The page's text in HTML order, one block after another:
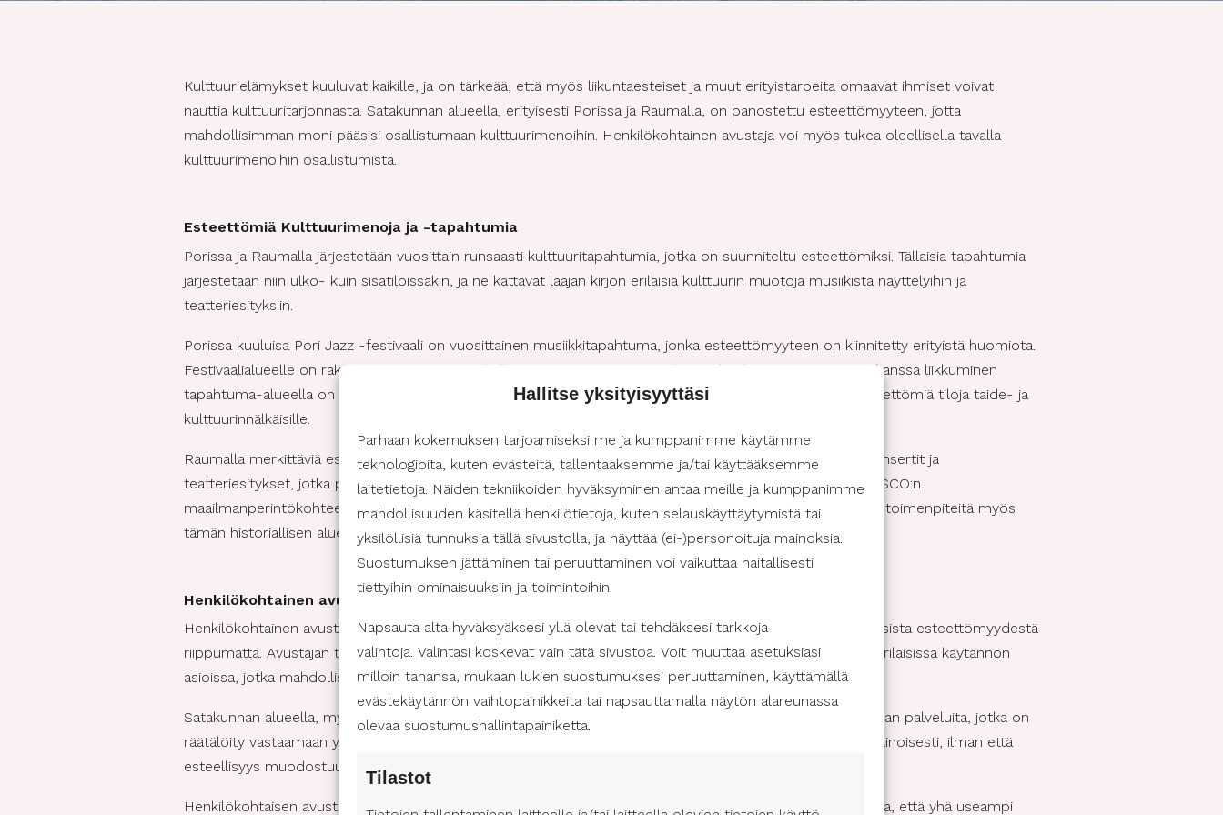
Hallitse yksityisyyttäsi
Parhaan kokemuksen tarjoamiseksi me ja kumppanimme käytämme
teknologioita, kuten evästeitä, tallentaaksemme ja/tai käyttääksemme
laitetietoja. Näiden tekniikoiden hyväksyminen antaa meille ja kumppanimme
mahdollisuuden käsitellä henkilötietoja, kuten selauskäyttäytymistä tai
yksilöllisiä tunnuksia tällä sivustolla, ja näyttää (ei-)personoituja mainoksia.
Suostumuksen jättäminen tai peruuttaminen voi vaikuttaa haitallisesti
tiettyihin ominaisuuksiin ja toimintoihin.
Napsauta alta hyväksyäksesi yllä olevat tai tehdäksesi tarkkoja
valintoja. Valintasi koskevat vain tätä sivustoa. Voit muuttaa asetuksiasi
milloin tahansa, mukaan lukien suostumuksesi peruuttaminen, käyttämällä
evästekäytännön vaihtopainikkeita tai napsauttamalla näytön alareunassa
olevaa suostumushallintapainiketta.
Tilastot
Kulttuurielämykset kuuluvat kaikille, ja on tärkeää, että myös liikuntaesteiset ja muut erityistarpeita omaavat ihmiset voivat
nauttia kulttuuritarjonnasta. Satakunnan alueella, erityisesti Porissa ja Raumalla, on panostettu esteettömyyteen, jotta
mahdollisimman moni pääsisi osallistumaan kulttuurimenoihin. Henkilökohtainen avustaja voi myös tukea oleellisella tavalla
kulttuurimenoihin osallistumista.
Esteettömiä Kulttuurimenoja ja -tapahtumia
Porissa ja Raumalla järjestetään vuosittain runsaasti kulttuuritapahtumia, jotka on suunniteltu esteettömiksi. Tällaisia tapahtumia
järjestetään niin ulko- kuin sisätiloissakin, ja ne kattavat laajan kirjon erilaisia kulttuurin muotoja musiikista näyttelyihin ja
teatteriesityksiin.
Porissa kuuluisa Pori Jazz -festivaali on vuosittainen musiikkitapahtuma, jonka esteettömyyteen on kiinnitetty erityistä huomiota.
Festivaalialueelle on rakennettu esteettömät kulkureitit, ja inva-WC:t ovat kävijöiden käytössä. Avustajan kanssa liikkuminen
tapahtuma-alueella on myös tehty helpoksi. Lisäksi Porin taidemuseo ja Promenadikeskus tarjoavat esteettömiä tiloja taide- ja
kulttuurinnälkäisille.
Raumalla merkittäviä esteettömiä kulttuurikohteita ovat esimerkiksi Rauman taidemuseo sekä lukuisat konsertit ja
teatteriesitykset, jotka pyrkivät huomioimaan esteettömyyden kaikin tavoin. Vanha Rauma itsessään, UNESCO:n
maailmanperintökohteena, on haasteellisempi esteettömyyden näkökulmasta, mutta kaupunki on tehnyt toimenpiteitä myös
tämän historiallisen alueen saavutettavuuden parantamiseksi.
Henkilökohtainen avustaja kulttuurimenoissa
Henkilökohtainen avustaja voi olla korvaamaton apu, kun halutaan nauttia kulttuuritarjonnan mahdollisuuksista esteettömyydestä
riippumatta. Avustajan tehtävä voi olla monipuolinen: hän voi auttaa liikkumisessa, kommunikoinnissa tai erilaisissa käytännön
asioissa, jotka mahdollistavat sujuvan osallistumisen tapahtumiin.
Satakunnan alueella, myös Porissa ja Raumalla, Suomen Avustajapalvelut tarjoaa henkilökohtaisen avustajan palveluita, jotka on
räätälöity vastaamaan yksilöllisiä tarpeita. Tämä tarkoittaa, että kuka tahansa voi nauttia kulttuurista täysipainoisesti, ilman että
esteellisyys muodostuu haasteeksi.
Henkilökohtaisen avustajaan tuella kulttuurimenoista tulee saavutettavia ja nautittavia kaikille. On olennaista, että yhä useampi